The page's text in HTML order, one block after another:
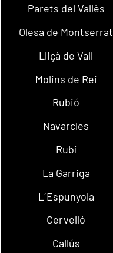
Parets del Vallès
Olesa de Montserrat
Lliçà de Vall
Molins de Rei
Rubió
Navarcles
Rubí
La Garriga
L´Espunyola
Cervelló
Callús